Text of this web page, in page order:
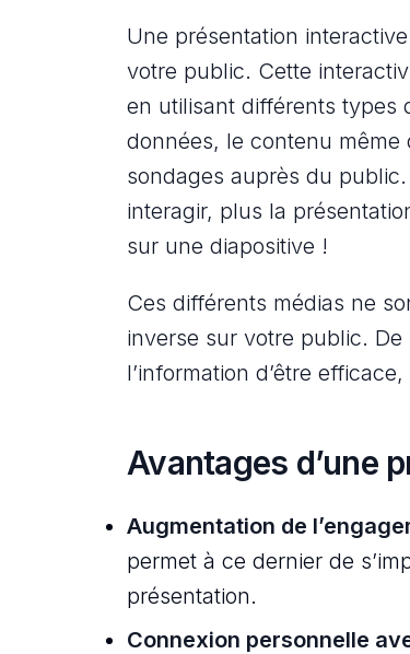
Une présentation
votre public. Cette
en utilisant différents types
données, le contenu même
sondages auprès du
interagir, plus la
sur une diapositive !
Ces différents médias ne
inverse sur votre public.
l’information d’être
Avantages d’une
Augmentation de
permet à ce dernier de
présentation.
Connexion personnelle